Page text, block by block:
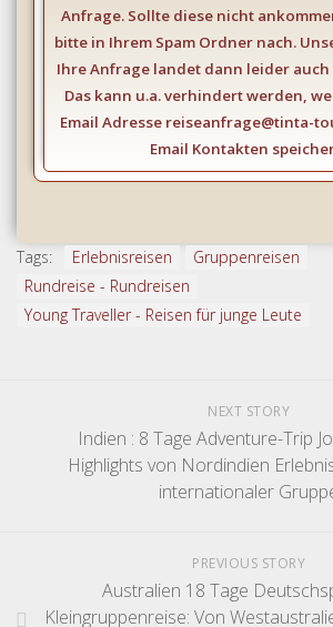
Anfrage. Sollte diese nicht
bitte in Ihrem Spam Ordner nach.
Ihre Anfrage landet dann leider auch
Das kann u.a. verhindert werden,
Email Adresse reiseanfrage@tinta-
Email Kontakten
Tags: Erlebnisreisen
Gruppenreisen
Rundreise - Rundreisen
Young Traveller - Reisen für junge Leute
NEXT STORY
Indien : 8 Tage Adventure-Trip
Highlights von Nordindien
internationaler
PREVIOUS STORY
Australien 18 Tage
Kleingruppenreise: Von